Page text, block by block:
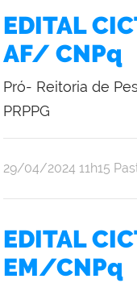
EDITAL
AF/ CNPq
Pró- Reitoria de
PRPPG
publicado
29/04/2024 11h15
EDITAL
EM/CNPq